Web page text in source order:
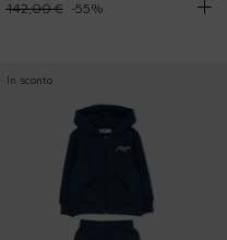
142,00 €
-55%
In sconto